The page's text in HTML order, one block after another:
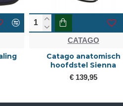
CATAGO
Catago Aroy Rijbroek met
hoge taille en volledige grip
€ 99,95